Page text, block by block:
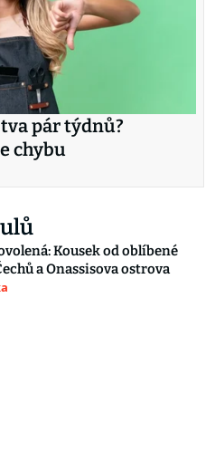
pár týdnů?
chybu
Kousek od oblíbené
a Onassisova ostrova